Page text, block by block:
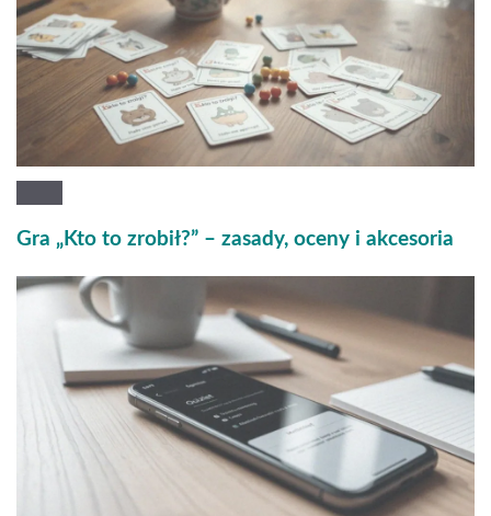
Gra „Kto to zrobił?” – zasady, oceny i akcesoria